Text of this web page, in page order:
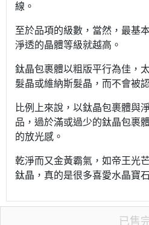
線。
至於品項的級數，當然，最基
淨透的晶體等級就越高。
鈦晶包裹體以粗版平行為佳，
髮晶或維納斯髮晶，而不會被
比例上來說，以鈦晶包裹體與
品，過於滿或過少的鈦晶包裹
的放光感。
乾淨而又金黃霸氣，如帝王光
鈦晶，真的是很多喜愛水晶寶
已售